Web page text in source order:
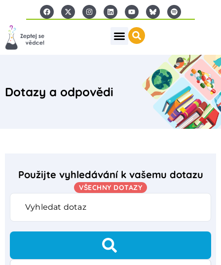
Dotazy a odpovědi
Použijte vyhledávání k vašemu dotazu
VŠECHNY DOTAZY